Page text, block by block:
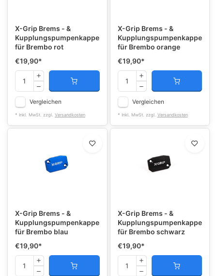
X-Grip Brems - &
Kupplungspumpenkappe
für Brembo rot
€19,90*
Vergleichen
* Inkl. MwSt. zzgl. Versandkosten
X-Grip Brems - &
Kupplungspumpenkappe
für Brembo orange
€19,90*
Vergleichen
* Inkl. MwSt. zzgl. Versandkosten
X-Grip Brems - &
Kupplungspumpenkappe
für Brembo blau
€19,90*
X-Grip Brems - &
Kupplungspumpenkappe
für Brembo schwarz
€19,90*